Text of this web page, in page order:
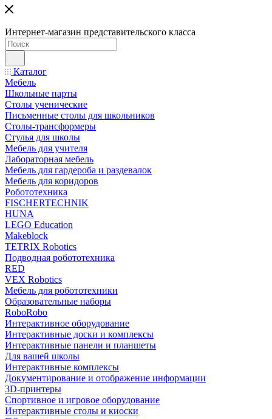
Интернет-магазин представительского класса
Каталог
Мебель
Школьные парты
Столы ученические
Письменные столы для школьников
Столы-трансформеры
Стулья для школы
Мебель для учителя
Лабораторная мебель
Мебель для гардероба и раздевалок
Мебель для коридоров
Робототехника
FISCHERTECHNIK
HUNA
LEGO Education
Makeblock
TETRIX Robotics
Подводная робототехника
RED
VEX Robotics
Мебель для робототехники
Образовательные наборы
RoboRobo
Интерактивное оборудование
Интерактивные доски и комплексы
Интерактивные панели и планшеты
Для вашей школы
Интерактивные комплексы
Документирование и отображение информации
3D-принтеры
Спортивное и игровое оборудование
Интерактивные столы и киоски